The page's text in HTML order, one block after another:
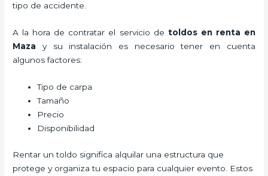
tipo de accidente.
A la hora de contratar el servicio de toldos en renta en
Maza y su instalación es necesario tener en cuenta
algunos factores:
Tipo de carpa
Tamaño
Precio
Disponibilidad
Rentar un toldo significa alquilar una estructura que
protege y organiza tu espacio para cualquier evento. Estos